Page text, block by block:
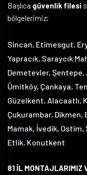
Başlıca güvenlik filesi
bölgelerimiz;
Sincan, Etimesgut,
Yapracık, Saraycık
Demetevler, Şentepe,
Ümitköy, Çankaya,
Güzelkent, Alacaatlı,
Çukurambar,
Mamak, İvedik,
Etlik, Konutkent
81 İL MONTAJLARIMIZ